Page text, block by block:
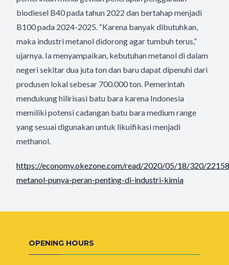
biodiesel B40 pada tahun 2022 dan bertahap menjadi
B100 pada 2024-2025. “Karena banyak dibutuhkan,
maka industri metanol didorong agar tumbuh terus,”
ujarnya. Ia menyampaikan, kebutuhan metanol di dalam
negeri sekitar dua juta ton dan baru dapat dipenuhi dari
produsen lokal sebesar 700.000 ton. Pemerintah
mendukung hilirisasi batu bara karena Indonesia
memiliki potensi cadangan batu bara medium range
yang sesuai digunakan untuk likuifikasi menjadi
methanol.
https://economy.okezone.com/read/2020/05/18/320/
metanol-punya-peran-penting-di-industri-kimia
OPENING HOURS